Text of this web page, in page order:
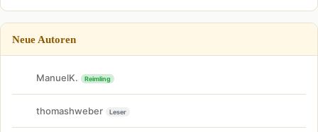
Neue Autoren
ManuelK. Reimling
thomashweber Leser